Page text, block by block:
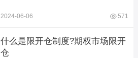
2024-06-06 571
什么是限开仓制度?期权市场限开
仓